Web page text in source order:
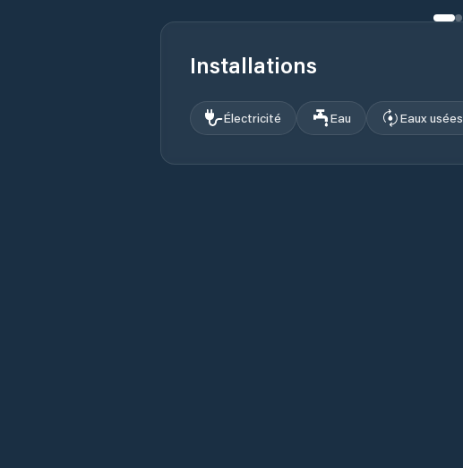
Installations
Électricité Eau Eaux usées